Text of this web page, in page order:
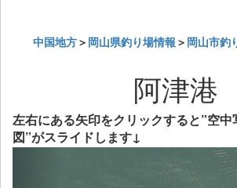
中国地方＞ 岡山県釣り場情報 ＞ 岡山市釣
阿津港
左右にある矢印をクリックすると”空中
図”がスライドします↓